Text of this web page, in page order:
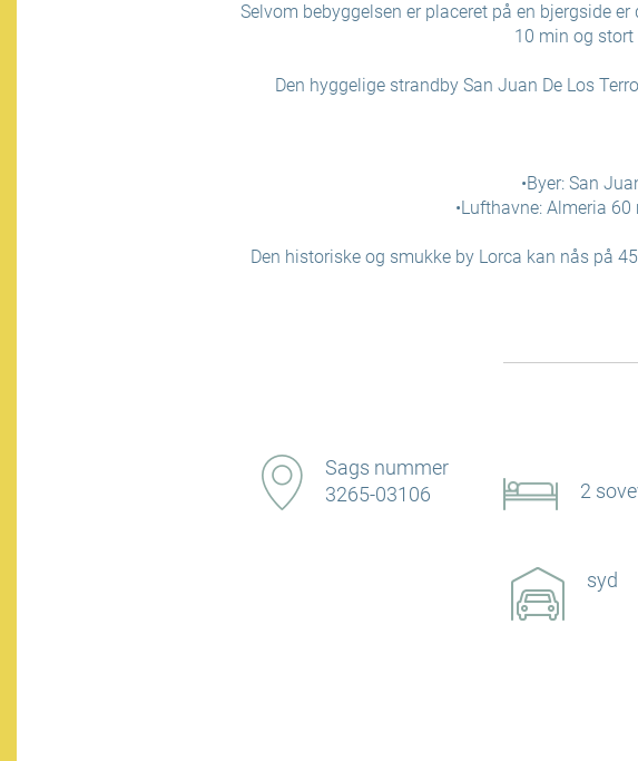
Selvom bebyggelsen er placeret på en bjergside
10 min og
Den hyggelige strandby San Juan De Los
•Byer: San
•Lufthavne: Almeria
Den historiske og smukke by Lorca kan nås på
Sags nummer
3265-03106
2
syd